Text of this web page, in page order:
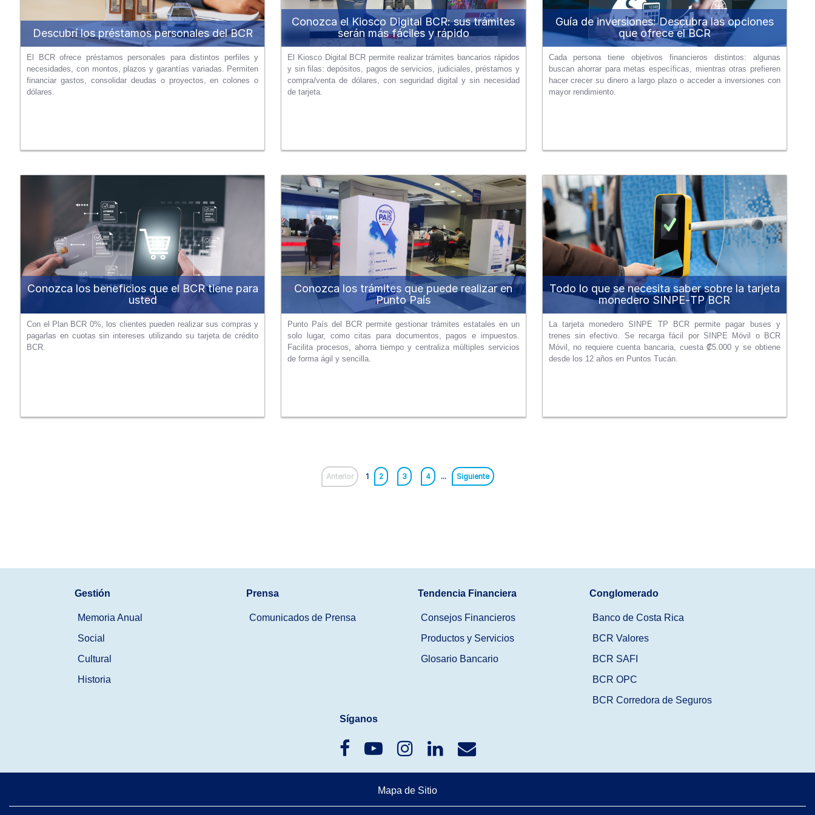
Descubrí los préstamos personales del BCR
El BCR ofrece préstamos personales para distintos perfiles y
necesidades, con montos, plazos y garantías variadas. Permiten
financiar gastos, consolidar deudas o proyectos, en colones o
dólares.
Conozca el Kiosco Digital BCR: sus trámites
serán más fáciles y rápido
El Kiosco Digital BCR permite realizar trámites bancarios rápidos
y sin filas: depósitos, pagos de servicios, judiciales, préstamos y
compra/venta de dólares, con seguridad digital y sin necesidad
de tarjeta.
Guía de inversiones: Descubra las opciones
que ofrece el BCR
Cada persona tiene objetivos financieros distintos: algunas
buscan ahorrar para metas específicas, mientras otras prefieren
hacer crecer su dinero a largo plazo o acceder a inversiones con
mayor rendimiento.
Conozca los beneficios que el BCR tiene para
usted
Con el Plan BCR 0%, los clientes pueden realizar sus compras y
pagarlas en cuotas sin intereses utilizando su tarjeta de crédito
BCR.
Conozca los trámites que puede realizar en
Punto País
Punto País del BCR permite gestionar trámites estatales en un
solo lugar, como citas para documentos, pagos e impuestos.
Facilita procesos, ahorra tiempo y centraliza múltiples servicios
de forma ágil y sencilla.
Todo lo que se necesita saber sobre la tarjeta
monedero SINPE‑TP BCR
La tarjeta monedero SINPE TP BCR permite pagar buses y
trenes sin efectivo. Se recarga fácil por SINPE Móvil o BCR
Móvil, no requiere cuenta bancaria, cuesta ₡5.000 y se obtiene
desde los 12 años en Puntos Tucán.
Anterior 1 2 3 4 ... Siguiente
Gestión
Memoria Anual
Social
Cultural
Historia
Prensa
Comunicados de Prensa
Tendencia Financiera
Consejos Financieros
Productos y Servicios
Glosario Bancario
Conglomerado
Banco de Costa Rica
BCR Valores
BCR SAFI
BCR OPC
BCR Corredora de Seguros
Síganos
Mapa de Sitio